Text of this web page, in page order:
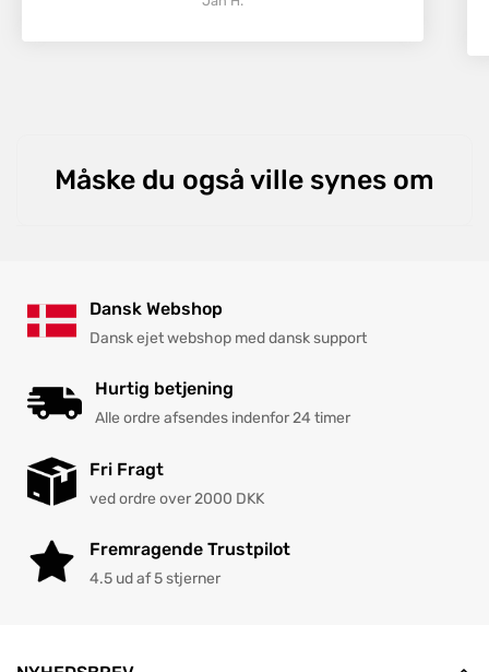
Måske du også ville synes om
Dansk Webshop
Dansk ejet webshop med dansk support
Hurtig betjening
Alle ordre afsendes indenfor 24 timer
Fri Fragt
ved ordre over 2000 DKK
Fremragende Trustpilot
4.5 ud af 5 stjerner